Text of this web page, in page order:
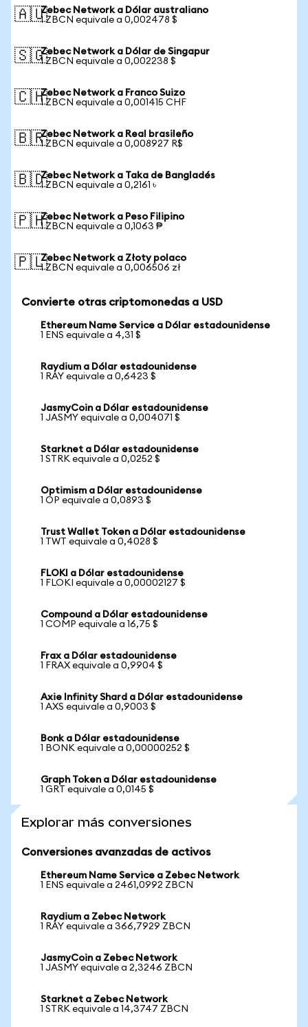
🇦🇺Zebec Network a Dólar australiano
1 ZBCN equivale a 0,002478 $
🇸🇬Zebec Network a Dólar de Singapur
1 ZBCN equivale a 0,002238 $
🇨🇭Zebec Network a Franco Suizo
1 ZBCN equivale a 0,001415 CHF
🇧🇷Zebec Network a Real brasileño
1 ZBCN equivale a 0,008927 R$
🇧🇩Zebec Network a Taka de Bangladés
1 ZBCN equivale a 0,2161 ৳
🇵🇭Zebec Network a Peso Filipino
1 ZBCN equivale a 0,1063 ₱
🇵🇱Zebec Network a Złoty polaco
1 ZBCN equivale a 0,006506 zł
Convierte otras criptomonedas a USD
Ethereum Name Service a Dólar estadounidense
1 ENS equivale a 4,31 $
Raydium a Dólar estadounidense
1 RAY equivale a 0,6423 $
JasmyCoin a Dólar estadounidense
1 JASMY equivale a 0,004071 $
Starknet a Dólar estadounidense
1 STRK equivale a 0,0252 $
Optimism a Dólar estadounidense
1 OP equivale a 0,0893 $
Trust Wallet Token a Dólar estadounidense
1 TWT equivale a 0,4028 $
FLOKI a Dólar estadounidense
1 FLOKI equivale a 0,00002127 $
Compound a Dólar estadounidense
1 COMP equivale a 16,75 $
Frax a Dólar estadounidense
1 FRAX equivale a 0,9904 $
Axie Infinity Shard a Dólar estadounidense
1 AXS equivale a 0,9003 $
Bonk a Dólar estadounidense
1 BONK equivale a 0,00000252 $
Graph Token a Dólar estadounidense
1 GRT equivale a 0,0145 $
Explorar más conversiones
Conversiones avanzadas de activos
Ethereum Name Service a Zebec Network
1 ENS equivale a 2461,0992 ZBCN
Raydium a Zebec Network
1 RAY equivale a 366,7929 ZBCN
JasmyCoin a Zebec Network
1 JASMY equivale a 2,3246 ZBCN
Starknet a Zebec Network
1 STRK equivale a 14,3747 ZBCN